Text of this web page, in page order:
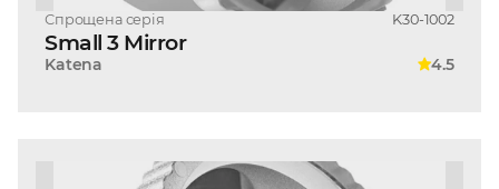
Спрощена серія K30-1002
Small 3 Mirror
Katena 4.5